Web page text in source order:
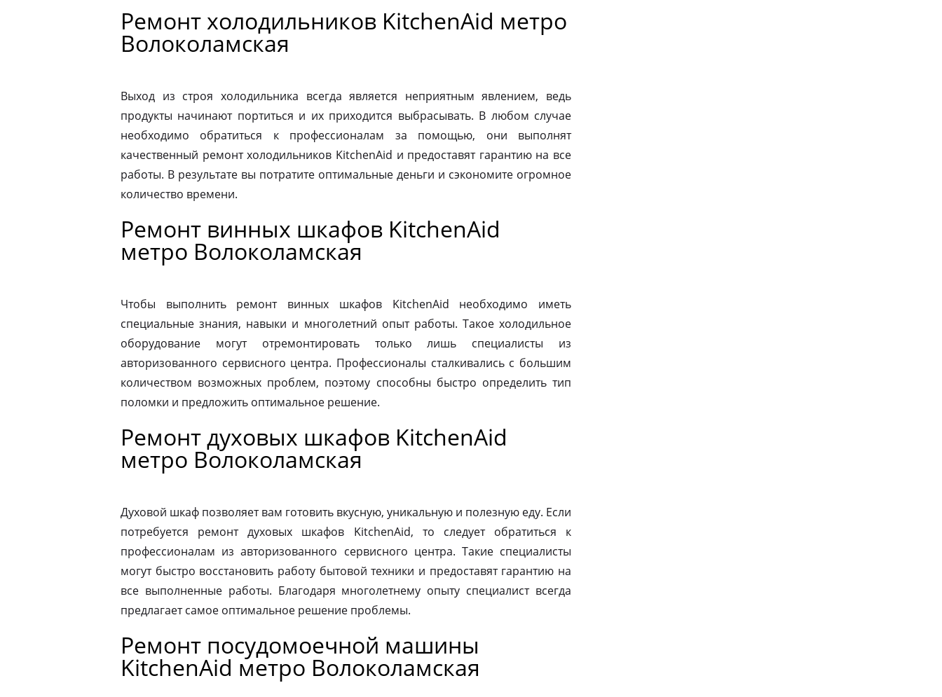
Ремонт холодильников KitchenAid метро
Волоколамская
Выход из строя холодильника всегда является неприятным явлением, ведь
продукты начинают портиться и их приходится выбрасывать. В любом случае
необходимо обратиться к профессионалам за помощью, они выполнят
качественный ремонт холодильников KitchenAid и предоставят гарантию на все
работы. В результате вы потратите оптимальные деньги и сэкономите огромное
количество времени.
Ремонт винных шкафов KitchenAid
метро Волоколамская
Чтобы выполнить ремонт винных шкафов KitchenAid необходимо иметь
специальные знания, навыки и многолетний опыт работы. Такое холодильное
оборудование могут отремонтировать только лишь специалисты из
авторизованного сервисного центра. Профессионалы сталкивались с большим
количеством возможных проблем, поэтому способны быстро определить тип
поломки и предложить оптимальное решение.
Ремонт духовых шкафов KitchenAid
метро Волоколамская
Духовой шкаф позволяет вам готовить вкусную, уникальную и полезную еду. Если
потребуется ремонт духовых шкафов KitchenAid, то следует обратиться к
профессионалам из авторизованного сервисного центра. Такие специалисты
могут быстро восстановить работу бытовой техники и предоставят гарантию на
все выполненные работы. Благодаря многолетнему опыту специалист всегда
предлагает самое оптимальное решение проблемы.
Ремонт посудомоечной машины
KitchenAid метро Волоколамская